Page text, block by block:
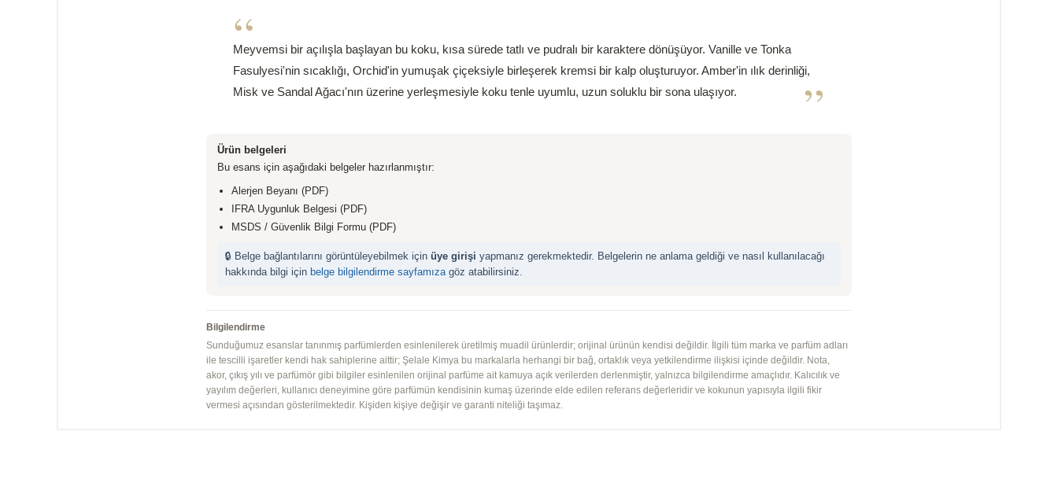
“
Meyvemsi bir açılışla başlayan bu koku, kısa sürede tatlı ve pudralı bir karaktere dönüşüyor. Vanille ve Tonka
Fasulyesi'nin sıcaklığı, Orchid'in yumuşak çiçeksiyle birleşerek kremsi bir kalp oluşturuyor. Amber'in ılık derinliği,
Misk ve Sandal Ağacı'nın üzerine yerleşmesiyle koku tenle uyumlu, uzun soluklu bir sona ulaşıyor.
”
Ürün belgeleri
Bu esans için aşağıdaki belgeler hazırlanmıştır:
Alerjen Beyanı (PDF)
IFRA Uygunluk Belgesi (PDF)
MSDS / Güvenlik Bilgi Formu (PDF)
🔒 Belge bağlantılarını görüntüleyebilmek için üye girişi yapmanız gerekmektedir. Belgelerin ne anlama geldiği ve nasıl kullanılacağı
hakkında bilgi için belge bilgilendirme sayfamıza göz atabilirsiniz.
Bilgilendirme
Sunduğumuz esanslar tanınmış parfümlerden esinlenilerek üretilmiş muadil ürünlerdir; orijinal ürünün kendisi değildir. İlgili tüm marka ve parfüm adları
ile tescilli işaretler kendi hak sahiplerine aittir; Şelale Kimya bu markalarla herhangi bir bağ, ortaklık veya yetkilendirme ilişkisi içinde değildir. Nota,
akor, çıkış yılı ve parfümör gibi bilgiler esinlenilen orijinal parfüme ait kamuya açık verilerden derlenmiştir, yalnızca bilgilendirme amaçlıdır. Kalıcılık ve
yayılım değerleri, kullanıcı deneyimine göre parfümün kendisinin kumaş üzerinde elde edilen referans değerleridir ve kokunun yapısıyla ilgili fikir
vermesi açısından gösterilmektedir. Kişiden kişiye değişir ve garanti niteliği taşımaz.